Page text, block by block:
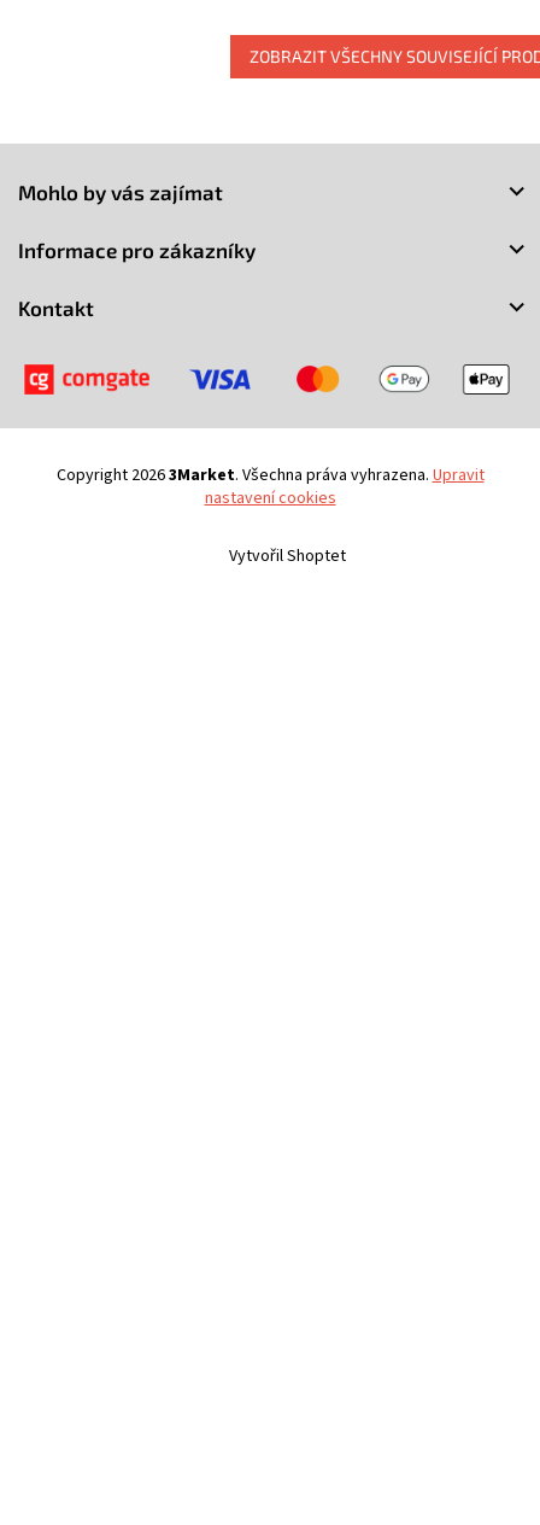
ZOBRAZIT VŠECHNY SOUVISEJÍCÍ
Mohlo by vás zajímat
Informace pro zákazníky
Kontakt
Vytvořil Shoptet
Copyright 20263Market. Všechna práva vyhrazena. Upravit
nastavení cookies